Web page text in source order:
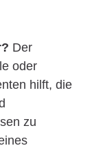
Der
oder
hilft, die
zu